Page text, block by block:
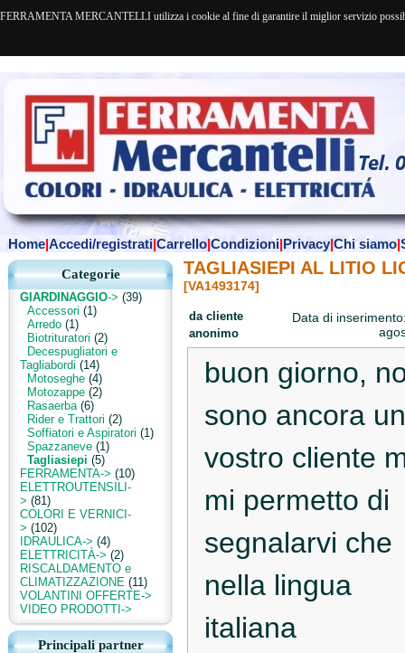
FERRAMENTA MERCANTELLI utilizza i cookie al fine di garantire il miglior servizio
Home|Accedi/registrati|Carrello|Condizioni|Privacy|Chi siamo|
Categorie
GIARDINAGGIO-> (39)
Accessori (1)
Arredo (1)
Biotrituratori (2)
Decespugliatori e
Tagliabordi (14)
Motoseghe (4)
Motozappe (2)
Rasaerba(6)
Rider e Trattori (2)
Soffiatori e Aspiratori (1)
Spazzaneve (1)
Tagliasiepi (5)
FERRAMENTA-> (10)
ELETTROUTENSILI-
> (81)
COLORI E VERNICI-
> (102)
IDRAULICA-> (4)
ELETTRICITÀ-> (2)
RISCALDAMENTO e
CLIMATIZZAZIONE (11)
VOLANTINI OFFERTE->
VIDEO PRODOTTI->
Principali partner
TAGLIASIEPI AL LITIO
[VA1493174]
da cliente
anonimo
Data di
buon giorno,
sono ancora un
vostro cliente
mi permetto di
segnalarvi che
nella lingua
italiana